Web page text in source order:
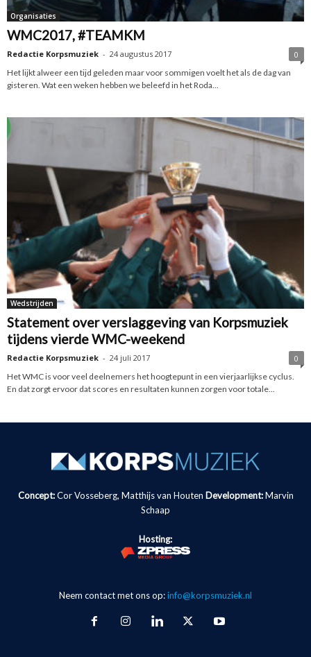
Organisaties
WMC2017, #TEAMKM
Redactie Korpsmuziek - 24 augustus 2017
0
Het lijkt alweer een tijd geleden maar voor sommigen voelt het als de dag van
gisteren. Wat een weken hebben we beleefd in het Roda...
Wedstrijden
Statement over verslaggeving van Korpsmuziek
tijdens vierde WMC-weekend
Redactie Korpsmuziek - 24 juli 2017
0
Het WMC is voor veel deelnemers het hoogtepunt in een vierjaarlijkse cyclus.
En dat zorgt ervoor dat scores en resultaten kunnen zorgen voor totale...
Concept:Cor Vosseberg, Matthijs van Houten Development: Marvin
Schaap
Hosting:
Neem contact met ons op:info@korpsmuziek.nl